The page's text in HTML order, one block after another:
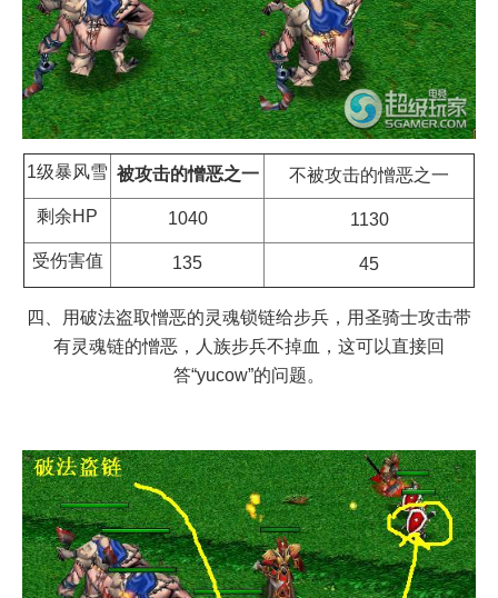
1级暴风雪 被攻击的憎恶之一 不被攻击的憎恶之一
剩余HP 1040 1130
受伤害值 135 45
四、用破法盗取憎恶的灵魂锁链给步兵，用圣骑士攻击带
有灵魂链的憎恶，人族步兵不掉血，这可以直接回
答“yucow”的问题。